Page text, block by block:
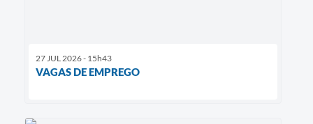
27 JUL 2026 - 15h43
VAGAS DE EMPREGO